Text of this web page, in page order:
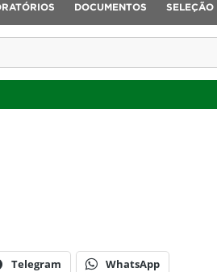
DOCUMENTOS SELEÇÃO
Telegram WhatsApp